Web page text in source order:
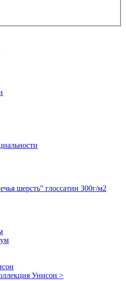
шерсть" глоссатин 300г/м2
Унисон >